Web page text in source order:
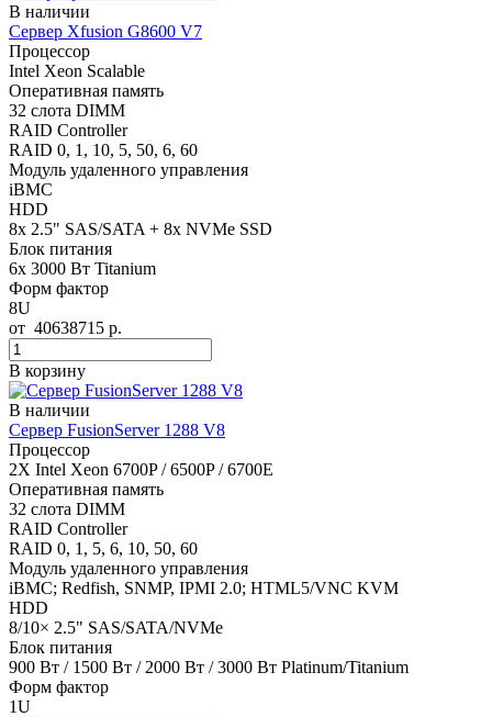
В наличии
Сервер Xfusion G8600 V7
Процессор
Intel Xeon Scalable
Оперативная память
32 слота DIMM
RAID Controller
RAID 0, 1, 10, 5, 50, 6, 60
Модуль удаленного управления
iBMC
HDD
8x 2.5" SAS/SATA + 8x NVMe SSD
Блок питания
6x 3000 Вт Titanium
Форм фактор
8U
от 40638715 р.
В корзину
В наличии
Сервер FusionServer 1288 V8
Процессор
2Х Intel Xeon 6700P / 6500P / 6700E
Оперативная память
32 слота DIMM
RAID Controller
RAID 0, 1, 5, 6, 10, 50, 60
Модуль удаленного управления
iBMC; Redfish, SNMP, IPMI 2.0; HTML5/VNC KVM
HDD
8/10× 2.5" SAS/SATA/NVMe
Блок питания
900 Вт / 1500 Вт / 2000 Вт / 3000 Вт Platinum/Titanium
Форм фактор
1U